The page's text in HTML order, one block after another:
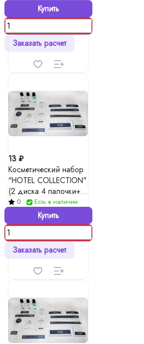
Купить
Заказать расчет
13 ₽
Косметический набор
"HOTEL COLLECTION"
(2 диска 4 палочки+
пилочка 8 см )
0 Есть в наличии
Купить
Заказать расчет